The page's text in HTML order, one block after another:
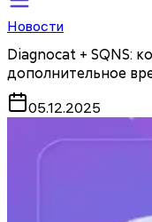
Новости
Diagnocat + SQNS:
дополнительное
05.12.2025